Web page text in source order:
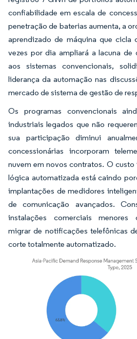
confiabilidade em escala de
penetração de baterias aumenta, a
aprendizado de máquina que cicla
vezes por dia ampliará a lacuna de
aos sistemas convencionais,
liderança da automação nas
mercado de sistema de gestão de
Os programas convencionais
industriais legados que não
sua participação diminui
concessionárias incorporam
nuvem em novos contratos. O
lógica automatizada está caindo
implantações de medidores
de comunicação avançados.
instalações comerciais menores
migrar de notificações telefônicas
corte totalmente automatizado.